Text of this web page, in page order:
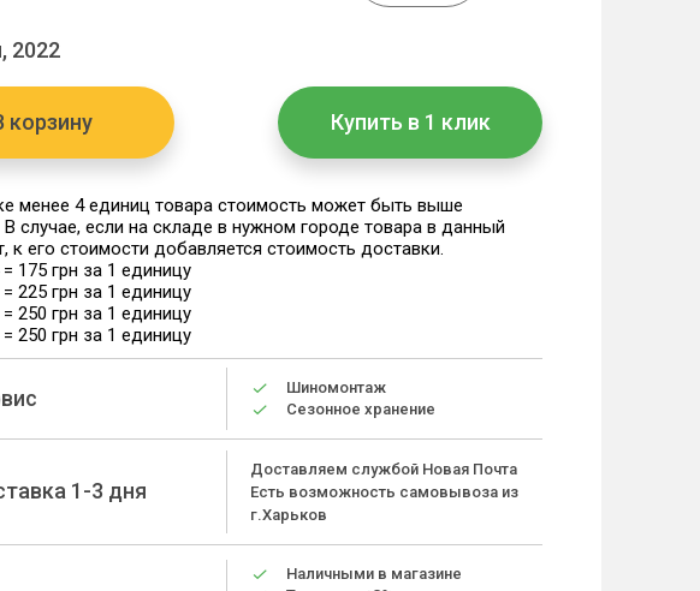
2022
корзину Купить в 1 клик
менее 4 единиц товара стоимость может быть выше
В случае, если на складе в нужном городе товара в данный
к его стоимости добавляется стоимость доставки.
175 грн за 1 единицу
225 грн за 1 единицу
250 грн за 1 единицу
250 грн за 1 единицу
Шиномонтаж
Сезонное хранение
1-3 дня
Доставляем службой Новая Почта
Есть возможность самовывоза из
г.Харьков
Наличными в магазине